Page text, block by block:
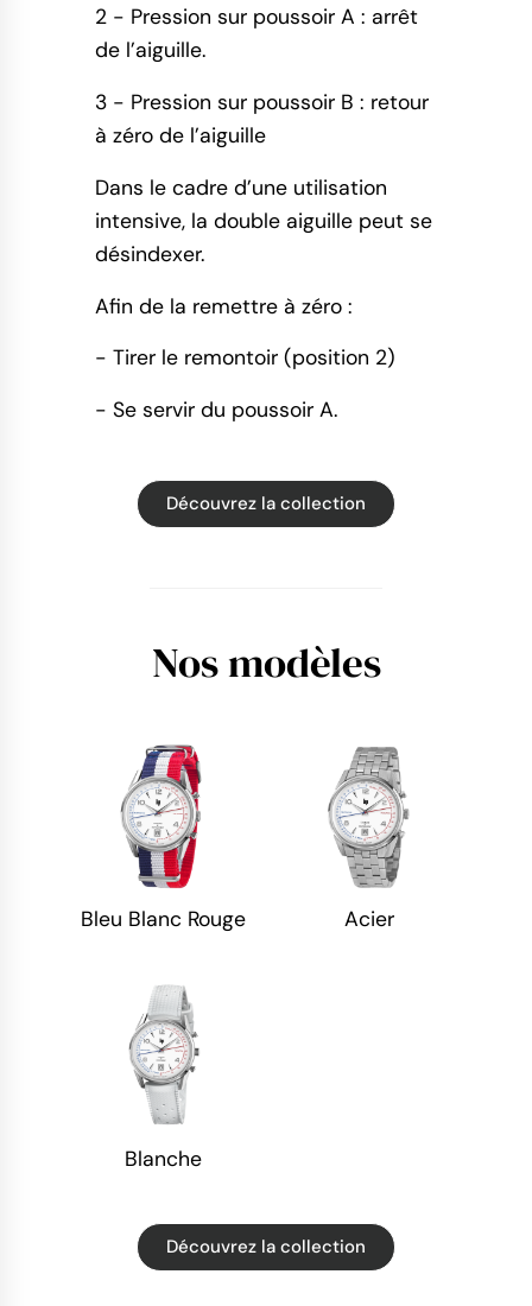
2 - Pression sur poussoir A : arrêt
de l’aiguille.
3 - Pression sur poussoir B : retour
à zéro de l’aiguille
Dans le cadre d’une utilisation
intensive, la double aiguille peut se
désindexer.
Afin de la remettre à zéro :
- Tirer le remontoir (position 2)
- Se servir du poussoir A.
Découvrez la collection
Nos modèles
Bleu Blanc Rouge Acier
Blanche
Découvrez la collection